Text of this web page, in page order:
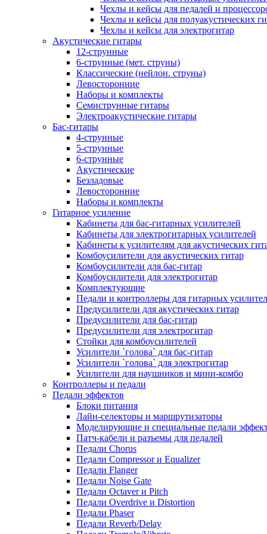
Чехлы и кейсы для педалей и
Чехлы и кейсы для полуакустических
Чехлы и кейсы для электрогитар
Акустические гитары
12-струнные
6-струнные (мет. струны)
Классические (нейлон. струны)
Левосторонние
Наборы и комплекты
Семиструнные гитары
Электроакустические гитары
Бас-гитары
4-струнные
5-струнные
6-струнные
Акустические
Безладовые
Левосторонние
Наборы и комплекты
Гитарное усиление
Кабинеты для бас-гитарных усилителей
Кабинеты для электрогитарных усилителей
Кабинеты к усилителям для акустических
Комбоусилители для акустических гитар
Комбоусилители для бас-гитар
Комбоусилители для электрогитар
Комплектующие
Педали и контроллеры для гитарных
Предусилители для акустических гитар
Предусилители для бас-гитар
Предусилители для электрогитар
Стойки для комбоусилителей
Усилители `голова` для бас-гитар
Усилители `голова` для электрогитар
Усилители для наушников и мини-комбо
Контроллеры и педали
Педали эффектов
Блоки питания
Лайн-селекторы и маршрутизаторы
Моделирующие и специальные педали
Патч-кабели и разъемы для педалей
Педали Chorus
Педали Compressor и Equalizer
Педали Flanger
Педали Noise Gate
Педали Octaver и Pitch
Педали Overdrive и Distortion
Педали Phaser
Педали Reverb/Delay